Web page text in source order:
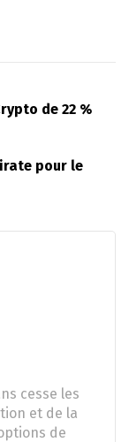
de 22 %
pour le
cesse les
et de la
de